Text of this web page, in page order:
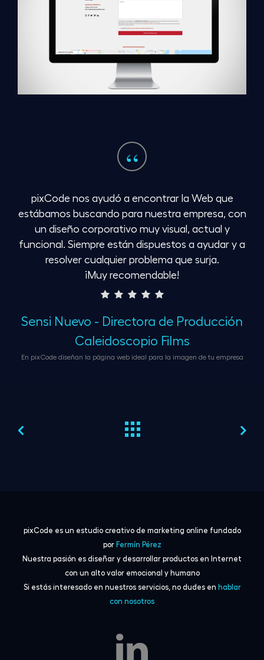
“
pixCode nos ayudó a encontrar la Web que
estábamos buscando para nuestra empresa, con
un diseño corporativo muy visual, actual y
funcional. Siempre están dispuestos a ayudar y a
resolver cualquier problema que surja.
¡Muy recomendable!
Sensi Nuevo - Directora de Producción
Caleidoscopio Films
En pixCode diseñan la página web ideal para la imagen de tu empresa
pixCode es un estudio creativo de marketing online fundado
por Fermín Pérez
Nuestra pasión es diseñar y desarrollar productos en Internet
con un alto valor emocional y humano
Si estás interesado en nuestros servicios, no dudes en hablar
con nosotros